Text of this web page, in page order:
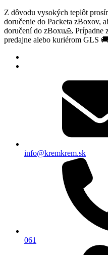
Z dôvodu vysokých teplôt
doručenie do Packeta zBoxov,
doručení do zBoxu🙏 Prípadne
predajne alebo kuriérom GLS 🚚
info@kremkrem.sk
061